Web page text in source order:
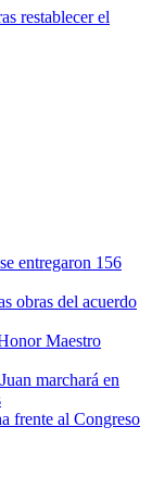
restablecer el
entregaron 156
obras del acuerdo
Maestro
marchará en
frente al Congreso